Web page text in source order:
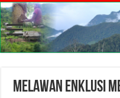
Melawan Enklusi